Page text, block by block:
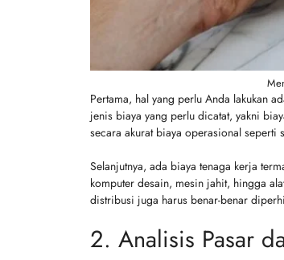
Pertama, hal yang perlu Anda lakukan
jenis biaya yang perlu dicatat, yakni
secara akurat biaya operasional
Selanjutnya, ada biaya tenaga kerja
komputer desain, mesin jahit, hingga
distribusi juga harus benar-benar
2. Analisis Pasar